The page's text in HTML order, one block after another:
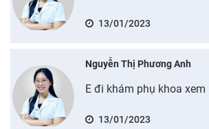
13/01/2023
Nguyễn Thị Phương Anh
E đi khám phụ khoa
13/01/2023